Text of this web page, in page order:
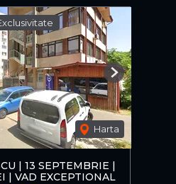
Harta
Next
| 13 SEPTEMBRIE |
| VAD EXCEPTIONAL